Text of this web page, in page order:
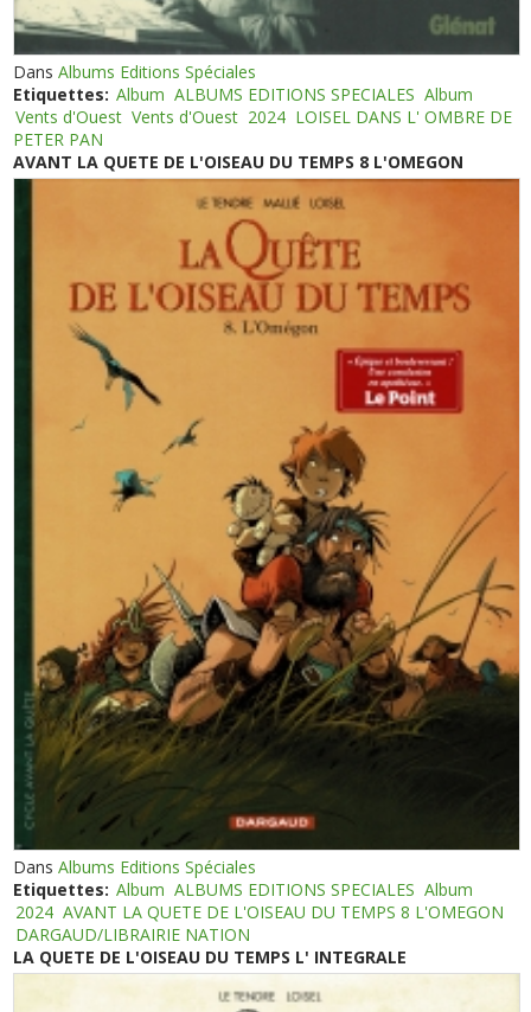
DansAlbums Editions Spéciales
Etiquettes: Album ALBUMS EDITIONS SPECIALES Album
Vents d'Ouest Vents d'Ouest 2024 LOISEL DANS L' OMBRE DE
PETER PAN
AVANT LA QUETE DE L'OISEAU DU TEMPS 8 L'OMEGON
DansAlbums Editions Spéciales
Etiquettes: Album ALBUMS EDITIONS SPECIALES Album
2024 AVANT LA QUETE DE L'OISEAU DU TEMPS 8 L'OMEGON
DARGAUD/LIBRAIRIE NATION
LA QUETE DE L'OISEAU DU TEMPS L' INTEGRALE